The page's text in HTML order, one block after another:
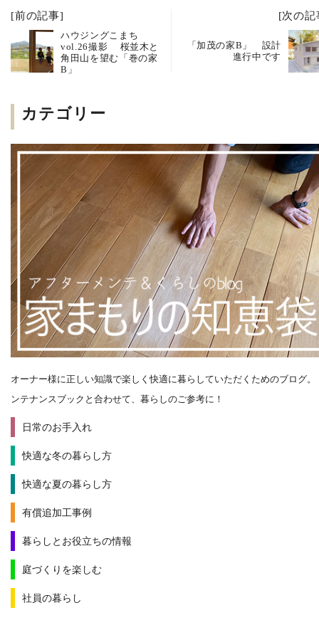
[前の記事]
ハウジングこまち
vol.26撮影 桜並木と
角田山を望む「巻の家
B」
[次の記
「加茂の家B」 設計
進行中です
カテゴリー
オーナー様に正しい知識で楽しく快適に暮らしていただくためのブログ。
ンテナンスブックと合わせて、暮らしのご参考に！
日常のお手入れ
快適な冬の暮らし方
快適な夏の暮らし方
有償追加工事例
暮らしとお役立ちの情報
庭づくりを楽しむ
社員の暮らし